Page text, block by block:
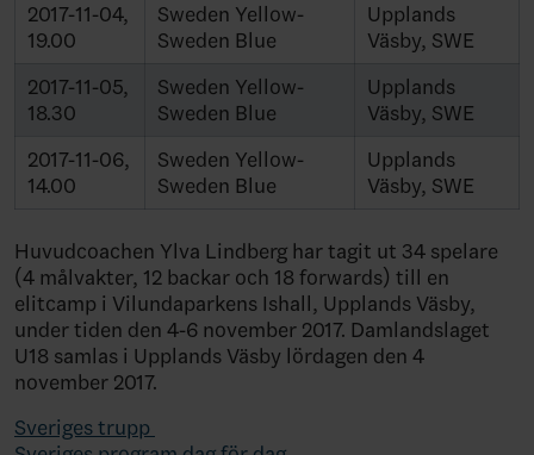
2017-11-04,
19.00
Sweden Yellow-
Sweden Blue
Upplands
Väsby, SWE
2017-11-05,
18.30
Sweden Yellow-
Sweden Blue
Upplands
Väsby, SWE
2017-11-06,
14.00
Sweden Yellow-
Sweden Blue
Upplands
Väsby, SWE
Huvudcoachen Ylva Lindberg har tagit ut 34 spelare
(4 målvakter, 12 backar och 18 forwards) till en
elitcamp i Vilundaparkens Ishall, Upplands Väsby,
under tiden den 4-6 november 2017. Damlandslaget
U18 samlas i Upplands Väsby lördagen den 4
november 2017.
Sveriges trupp